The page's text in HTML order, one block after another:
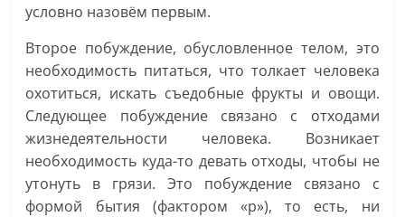
условно назовём первым.
Второе побуждение, обусловленное телом, это
необходимость питаться, что толкает человека
охотиться, искать съедобные фрукты и овощи.
Следующее побуждение связано с отходами
жизнедеятельности человека. Возникает
необходимость куда-то девать отходы, чтобы не
утонуть в грязи. Это побуждение связано с
формой бытия (фактором «p»), то есть, ни